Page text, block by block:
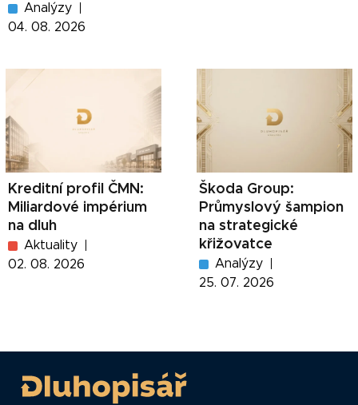
Analýzy
04. 08. 2026
Kreditní profil ČMN:
Miliardové impérium
na dluh
Aktuality
02. 08. 2026
Škoda Group:
Průmyslový šampion
na strategické
křižovatce
Analýzy
25. 07. 2026